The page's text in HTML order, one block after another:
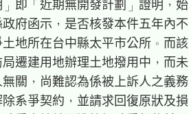
即「近期無開發計劃」證明，
府函示，是否核發本件五年內
地所在台中縣太平市公所。而
遷建用地辦理土地撥用中，而
關，尚難認為係被上訴人之義
系爭契約，並請求回復原狀及